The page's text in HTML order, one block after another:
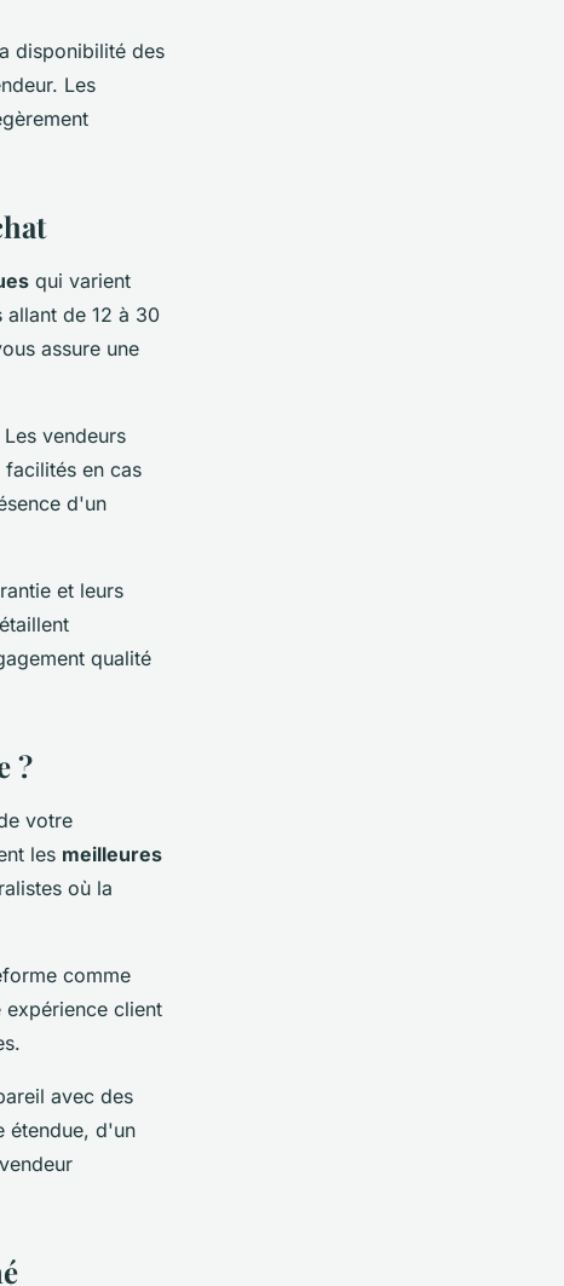
disponibilité des
Les
qui varient
allant de 12 à 30
assure une
vendeurs
en cas
d'un
et leurs
qualité
?
votre
les meilleures
où la
comme
client
avec des
étendue, d'un